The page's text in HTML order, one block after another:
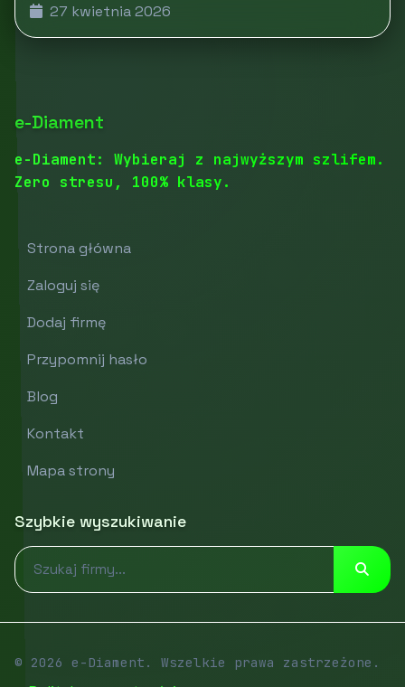
27 kwietnia 2026
e-Diament
e-Diament: Wybieraj z najwyższym szlifem.
Zero stresu, 100% klasy.
Strona główna
Zaloguj się
Dodaj firmę
Przypomnij hasło
Blog
Kontakt
Mapa strony
Szybkie wyszukiwanie
© 2026 e-Diament. Wszelkie prawa zastrzeżone.